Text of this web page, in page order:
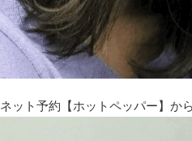
ネット予約【ホットペッパー】か